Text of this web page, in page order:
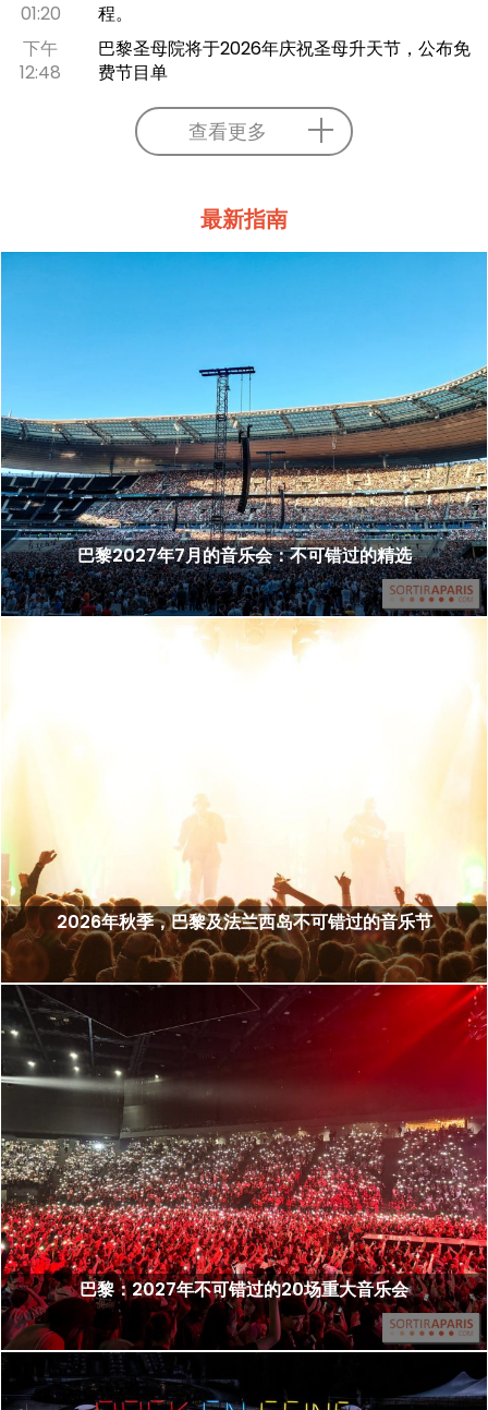
01:20
程。
下午
12:48
巴黎圣母院将于2026年庆祝圣母升天节，公布免
费节目单
查看更多
最新指南
巴黎2027年7月的音乐会：不可错过的精选
2026年秋季，巴黎及法兰西岛不可错过的音乐节
巴黎：2027年不可错过的20场重大音乐会